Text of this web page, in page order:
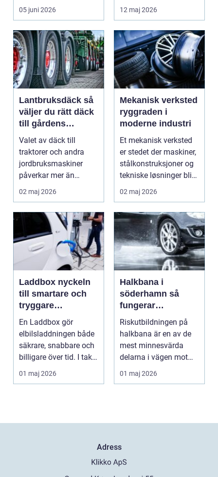
mest känns som e...
05 juni 2026
verkstad blir en ...
12 maj 2026
Lantbruksdäck så
väljer du rätt däck
till gårdens
maskiner
Valet av däck till
traktorer och andra
jordbruksmaskiner
påverkar mer än
många tror. Rätt däck
ger b...
02 maj 2026
Mekanisk verksted
ryggraden i
moderne industri
Et mekanisk verksted
er stedet der maskiner,
stålkonstruksjoner og
tekniske løsninger blir
holdt i g...
02 maj 2026
Laddbox nyckeln
till smartare och
tryggare
elbilsladdning
hemma
En Laddbox gör
elbilsladdningen både
säkrare, snabbare och
billigare över tid. I takt
med att fler s...
01 maj 2026
Halkbana i
söderhamn så
fungerar
riskutbildningen
och därför spelar
den roll
Riskutbildningen på
halkbana är en av de
mest minnesvärda
delarna i vägen mot
körkort. Många
kommer ...
01 maj 2026
Adress